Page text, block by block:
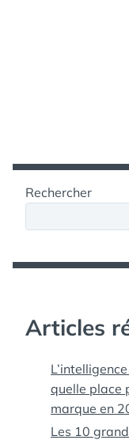
Rechercher
Articles
quelle place
marque en
Les 10